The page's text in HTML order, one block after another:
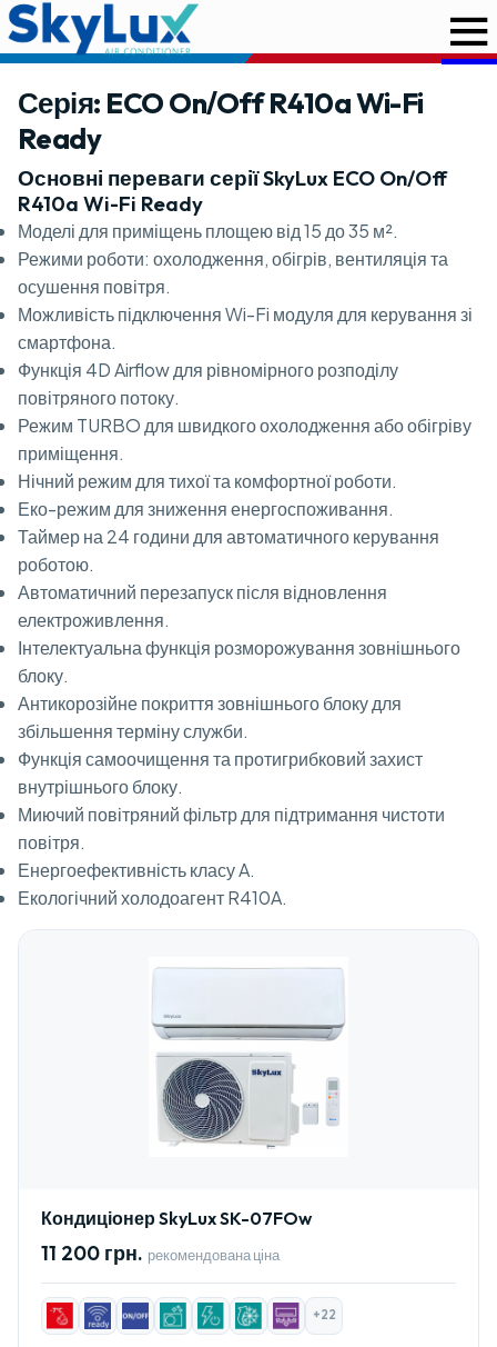
Серія: ECO On/Off R410a Wi-Fi
Ready
Основні переваги серії SkyLux ECO On/Off
R410a Wi-Fi Ready
Моделі для приміщень площею від 15 до 35 м².
Режими роботи: охолодження, обігрів, вентиляція та
осушення повітря.
Можливість підключення Wi-Fi модуля для керування зі
смартфона.
Функція 4D Airflow для рівномірного розподілу
повітряного потоку.
Режим TURBO для швидкого охолодження або обігріву
приміщення.
Нічний режим для тихої та комфортної роботи.
Еко-режим для зниження енергоспоживання.
Таймер на 24 години для автоматичного керування
роботою.
Автоматичний перезапуск після відновлення
електроживлення.
Інтелектуальна функція розморожування зовнішнього
блоку.
Антикорозійне покриття зовнішнього блоку для
збільшення терміну служби.
Функція самоочищення та протигрибковий захист
внутрішнього блоку.
Миючий повітряний фільтр для підтримання чистоти
повітря.
Енергоефективність класу A.
Екологічний холодоагент R410A.
Кондиціонер SkyLux SK-07FOw
11 200 грн. рекомендована ціна
+22